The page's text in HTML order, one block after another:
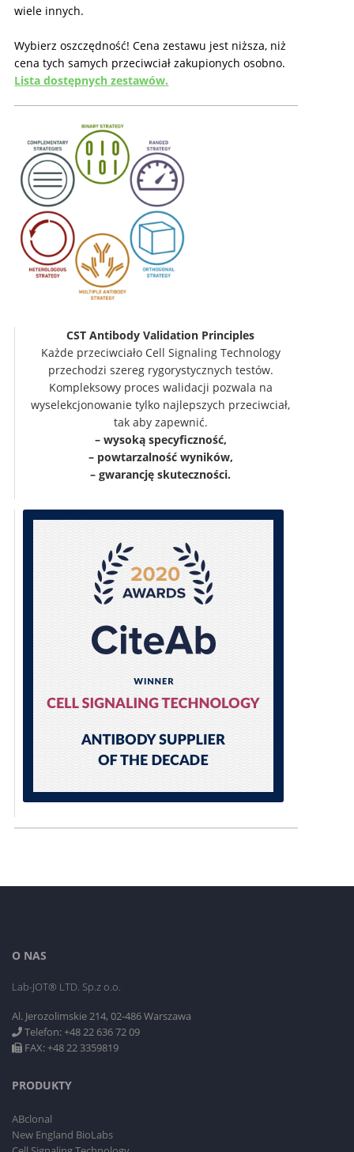
wiele innych.
Wybierz oszczędność! Cena zestawu jest niższa, niż
cena tych samych przeciwciał zakupionych osobno.
Lista dostępnych zestawów.
CST Antibody Validation Principles
Każde przeciwciało Cell Signaling Technology
przechodzi szereg rygorystycznych testów.
Kompleksowy proces walidacji pozwala na
wyselekcjonowanie tylko najlepszych przeciwciał,
tak aby zapewnić.
– wysoką specyficzność,
– powtarzalność wyników,
– gwarancję skuteczności.
O NAS
Lab-JOT® LTD. Sp.z o.o.
Al. Jerozolimskie 214, 02-486 Warszawa
Telefon: +48 22 636 72 09
FAX: +48 22 3359819
PRODUKTY
ABclonal
New England BioLabs